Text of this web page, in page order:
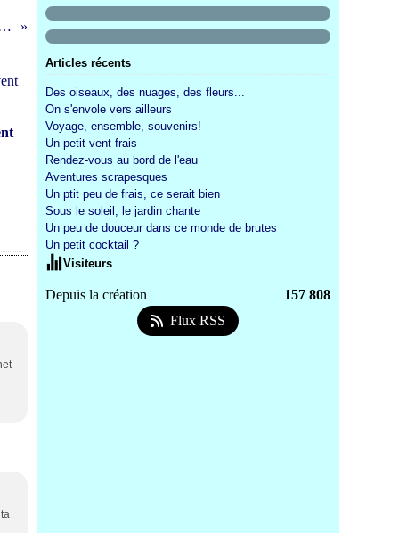
frais, ce serait bien
Articles récents
Des oiseaux, des nuages, des fleurs...
On s'envole vers ailleurs
Voyage, ensemble, souvenirs!
Un petit vent frais
Rendez-vous au bord de l'eau
Aventures scrapesques
Un ptit peu de frais, ce serait bien
Sous le soleil, le jardin chante
Un peu de douceur dans ce monde de brutes
Un petit cocktail ?
Visiteurs
Depuis la création
157 808
Flux RSS